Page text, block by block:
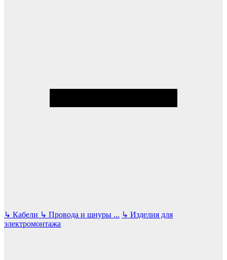
↳ Кабели ↳ Провода и шнуры ... ↳ Изделия для
электромонтажа